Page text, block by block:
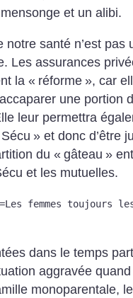
et un alibi.
notre santé n’est pas
Les assurances
la « réforme », car
une portion
leur permettra
Sécu » et donc d’être
du « gâteau »
et les mutuelles.
femmes toujours
dans le temps
aggravée
monoparentale,